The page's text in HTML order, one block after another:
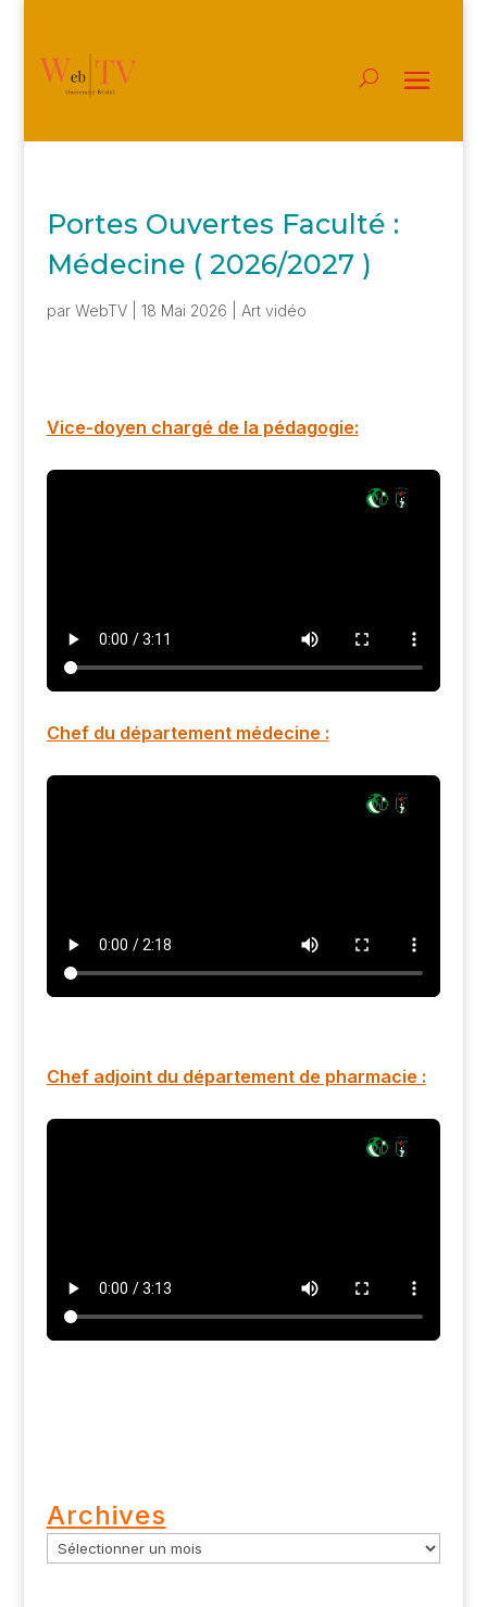
Portes Ouvertes Faculté :
Médecine ( 2026/2027 )
par WebTV| 18 Mai 2026 Art vidéo
Vice-doyen chargé de la pédagogie:
Chef du département médecine :
Chef adjoint du département de pharmacie :
Archives